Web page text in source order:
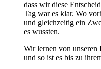
dass wir diese
Tag war es klar. Wo
und gleichzeitig ein
es wussten.
Wir lernen von unseren
und so ist es bis zu